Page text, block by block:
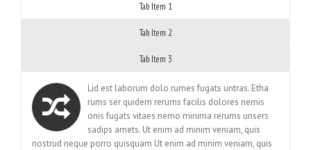
Tab Item 1
Tab Item 2
Tab Item 3
Lid est laborum dolo rumes fugats untras. Etha
rums ser quidem rerums facilis dolores nemis
onis fugats vitaes nemo minima rerums unsers
sadips amets. Ut enim ad minim veniam, quis
nostrud neque porro quisquam Ut enim ad minim veniam, quis